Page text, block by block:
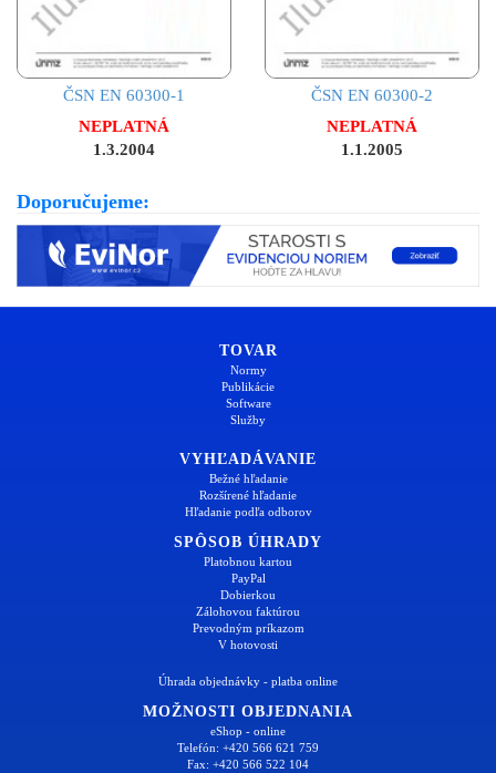
ČSN EN 60300-1
NEPLATNÁ
1.3.2004
ČSN EN 60300-2
NEPLATNÁ
1.1.2005
Doporučujeme:
TOVAR
Normy
Publikácie
Software
Služby
VYHĽADÁVANIE
Bežné hľadanie
Rozšírené hľadanie
Hľadanie podľa odborov
SPÔSOB ÚHRADY
Platobnou kartou
PayPal
Dobierkou
Zálohovou faktúrou
Prevodným príkazom
V hotovosti
Úhrada objednávky - platba online
MOŽNOSTI OBJEDNANIA
eShop - online
Telefón: +420 566 621 759
Fax: +420 566 522 104